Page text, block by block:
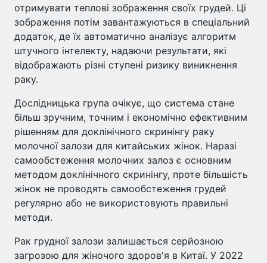
отримувати теплові зображення своїх грудей. Ці
зображення потім завантажуються в спеціальний
додаток, де їх автоматично аналізує алгоритм
штучного інтелекту, надаючи результати, які
відображають різні ступені ризику виникнення
раку.
Дослідницька група очікує, що система стане
більш зручним, точним і економічно ефективним
рішенням для доклінічного скринінгу раку
молочної залози для китайських жінок. Наразі
самообстеження молочних залоз є основним
методом доклінічного скринінгу, проте більшість
жінок не проводять самообстеження грудей
регулярно або не використовують правильні
методи.
Рак грудної залози залишається серйозною
загрозою для жіночого здоров'я в Китаї. У 2022